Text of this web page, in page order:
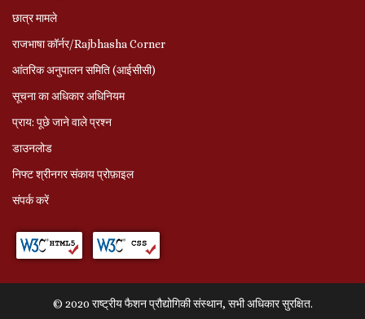
छात्र मामले
राजभाषा कॉर्नर/Rajbhasha Corner
आंतरिक अनुपालन समिति (आईसीसी)
सूचना का अधिकार अधिनियम
प्राय: पूछे जाने वाले प्रश्‍न
डाउनलोड
निफ्ट श्रीनगर संकाय प्रोफ़ाइल
संपर्क करें
© 2020 राष्ट्रीय फैशन प्रौद्योगिकी संस्थान, सभी अधिकार सुरक्षित.